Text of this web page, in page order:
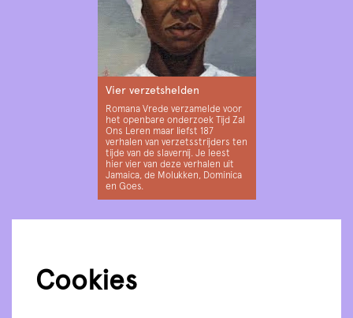
Vier verzetshelden
Romana Vrede verzamelde voor
het openbare onderzoek Tijd Zal
Ons Leren maar liefst 187
verhalen van verzetsstrijders ten
tijde van de slavernij. Je leest
hier vier van deze verhalen uit
Jamaica, de Molukken, Dominica
en Goes.
Cookies